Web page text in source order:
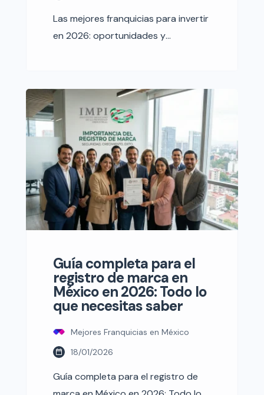
Las mejores franquicias para invertir
en 2026: oportunidades y
2026 y aprovechar las tendencias
económicas del momento? Este
año, la expansión de ciertos
modelos de negocio ofrece
oportunidades únicas para quienes
desean empezar o diversificar su
cartera. Descubre qué franquicias
están liderando el mercado en 2026
y […]
Guía completa para el
registro de marca en
México en 2026: Todo lo
que necesitas saber
Mejores Franquicias en México
18/01/2026
Guía completa para el registro de